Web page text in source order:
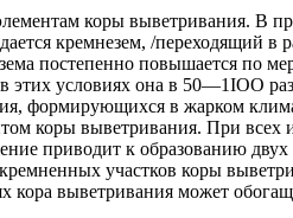
коры выветривания. В
кремнезем, /переходящий в
постепенно повышается по
этих условиях она в 50—1IOO
формирующихся в жарком
коры выветривания. При
приводит к образованию
участков коры
выветривания может